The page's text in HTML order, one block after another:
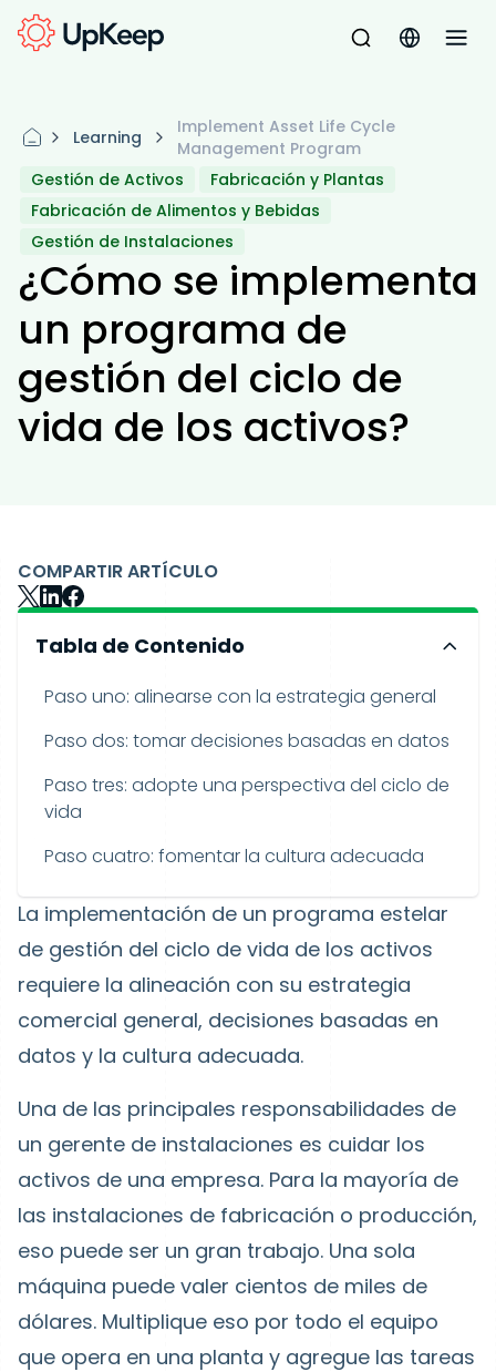
Learning
Implement Asset Life Cycle
Management Program
Gestión de Activos
Fabricación y Plantas
Fabricación de Alimentos y Bebidas
Gestión de Instalaciones
¿Cómo se implementa
un programa de
gestión del ciclo de
vida de los activos?
COMPARTIR ARTÍCULO
Tabla de Contenido
Paso uno: alinearse con la estrategia general
Paso dos: tomar decisiones basadas en datos
Paso tres: adopte una perspectiva del ciclo de
vida
Paso cuatro: fomentar la cultura adecuada
La implementación de un programa estelar
de gestión del ciclo de vida de los activos
requiere la alineación con su estrategia
comercial general, decisiones basadas en
datos y la cultura adecuada.
Una de las principales responsabilidades de
un gerente de instalaciones es cuidar los
activos de una empresa. Para la mayoría de
las instalaciones de fabricación o producción,
eso puede ser un gran trabajo. Una sola
máquina puede valer cientos de miles de
dólares. Multiplique eso por todo el equipo
que opera en una planta y agregue las tareas